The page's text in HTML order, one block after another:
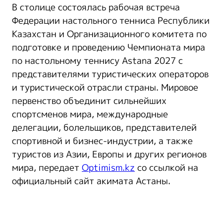
В столице состоялась рабочая встреча
Федерации настольного тенниса Республики
Казахстан и Организационного комитета по
подготовке и проведению Чемпионата мира
по настольному теннису Astana 2027 с
представителями туристических операторов
и туристической отрасли страны. Мировое
первенство объединит сильнейших
спортсменов мира, международные
делегации, болельщиков, представителей
спортивной и бизнес-индустрии, а также
туристов из Азии, Европы и других регионов
мира, передает Optimism.kz со ссылкой на
официальный сайт акимата Астаны.